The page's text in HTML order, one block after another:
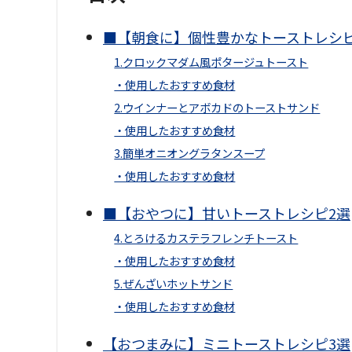
■【朝食に】個性豊かなトーストレシ
1.クロックマダム風ポタージュトースト
・使用したおすすめ食材
2.ウインナーとアボカドのトーストサンド
・使用したおすすめ食材
3.簡単オニオングラタンスープ
・使用したおすすめ食材
■【おやつに】甘いトーストレシピ2選
4.とろけるカステラフレンチトースト
・使用したおすすめ食材
5.ぜんざいホットサンド
・使用したおすすめ食材
【おつまみに】ミニトーストレシピ3選